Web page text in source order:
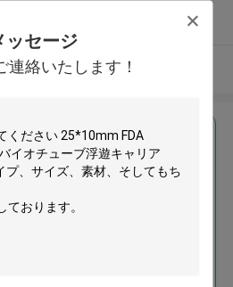
ッセージ
連絡いたします！
見て下さい
の価格で
FDA 800M2/M3
バイオチューブ浮遊キ